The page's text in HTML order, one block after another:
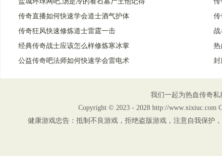
传奇直播如何快速学会道士酒气护体
传
传奇狂风快速修炼道士雷霆一击
战
经典传奇战士应该怎么样修炼寒冰掌
热
公益传奇吧法师如何快速学会雷电术
封
我们一起为热血传奇
Copyright © 2023 - 2028 http://www.xixiuc.com
健康游戏忠告：抵制不良游戏，拒绝盗版游戏，注意自我保护